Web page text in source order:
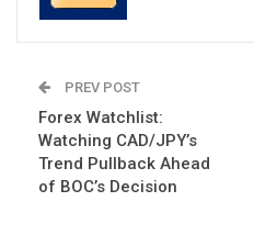
PREV POST
Forex Watchlist:
Watching CAD/JPY’s
Trend Pullback Ahead
of BOC’s Decision